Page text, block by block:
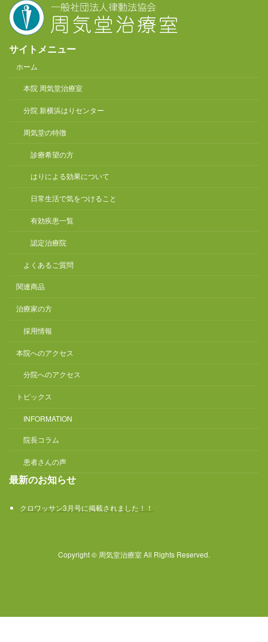
サイトメニュー
ホーム
本院 周気堂治療室
分院 新横浜はりセンター
周気堂の特徴
診療希望の方
はりによる効果について
日常生活で気をつけること
有効疾患一覧
認定治療院
よくあるご質問
関連商品
治療家の方
採用情報
本院へのアクセス
分院へのアクセス
トピックス
INFORMATION
院長コラム
患者さんの声
最新のお知らせ
クロワッサン3月号に掲載されました！！
Copyright © 周気堂治療室 All Rights Reserved.